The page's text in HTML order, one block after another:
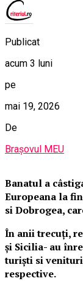
Publicat
acum 3 luni
pe
mai 19, 2026
De
Brașovul MEU
Banatul a
Europeana la
si Dobrogea,
În anii trecuți,
și Sicilia- au
turiști si
respective.